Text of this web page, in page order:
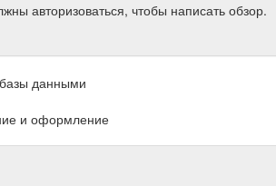
авторизоваться, чтобы написать обзор.
данными
и оформление